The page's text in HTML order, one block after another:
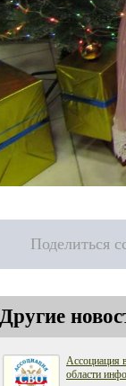
Поделиться
Другие
Ассоциация
области